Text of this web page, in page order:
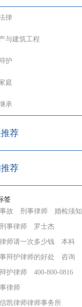
律
与建筑工程
护
庭
承
荐
荐
签
故
刑事律师 婚检须知
事律师 罗士杰
师请一次多少钱 本科
辩护律师的好处 咨询
护律师 400-800-0816
律师
凯律师律师事务所